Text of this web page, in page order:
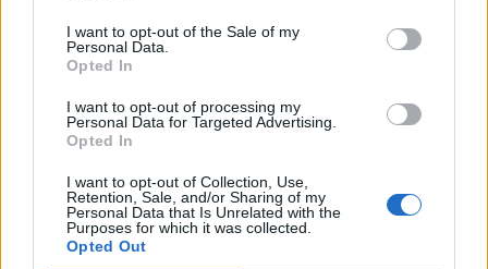
I want to opt-out of the Sale of my
Personal Data.
Opted In
I want to opt-out of processing my
Personal Data for Targeted Advertising.
Opted In
I want to opt-out of Collection, Use,
Retention, Sale, and/or Sharing of my
Personal Data that Is Unrelated with the
Purposes for which it was collected.
Opted Out